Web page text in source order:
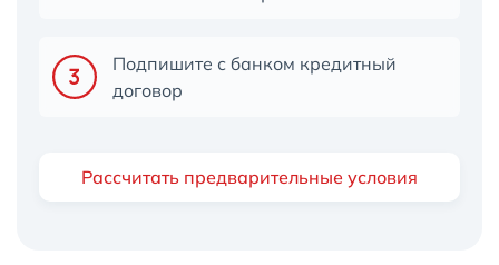
Подпишите с банком кредитный
договор
Рассчитать предварительные условия